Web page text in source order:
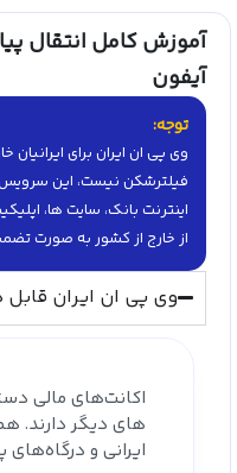
آموزش کامل انتقال
آیفون
توجه:
وی پی ان ایران برای ایرانیان
فیلترشکن نیست، این سرویس
اینترنت بانک، سایت ها،
از خارج از کشور به صورت
وی پی ان ایران
اکانت‌های مالی
های دیگر دارند.
ایرانی و درگاه‌های